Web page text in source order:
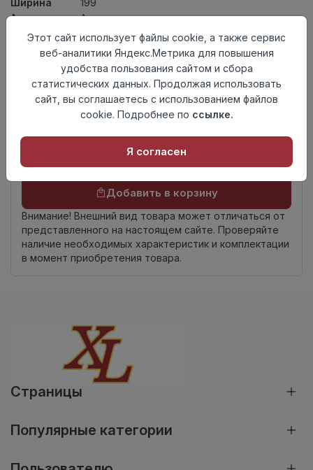
АктуальностьАктуален
Товарная
группа
Керамогранит
8,5
Поверхность матовая
Страна
происхождения
Россия
комплекта
Осталось68 упак
Добавить в корзину
Внимание! Внешний вид товара может отличаться от
представленного на настоящем сайте. Проверяйте
наличие необходимых характеристик и комплектации
в момент приобретения товара.
Страницы
Популярные категории
Этот сайт использует файлы cookie, а также сервис
веб-аналитики Яндекс.Метрика для повышения
удобства пользования сайтом и сбора
статистических данных. Продолжая использовать
сайт, вы соглашаетесь с использованием файлов
cookie. Подробнее по ссылке.
Я согласен